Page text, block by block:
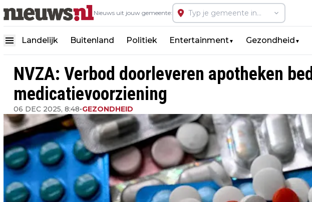
Nieuws uit jouw gemeente:
Landelijk Buitenland Politiek Entertainment▼ Gezondheid ▼
NVZA: Verbod doorleveren apotheken
medicatievoorziening
06 DEC 2025, 8:48•GEZONDHEID